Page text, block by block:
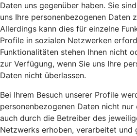
Daten uns gegenüber haben. Sie
uns Ihre personenbezogenen Daten
Allerdings kann dies für einzelne
Profile in sozialen Netzwerken
Funktionalitäten stehen Ihnen nicht
zur Verfügung, wenn Sie uns Ihre
Daten nicht überlassen.
Bei Ihrem Besuch unserer Profile
personenbezogenen Daten nicht nur
auch durch die Betreiber des
Netzwerks erhoben, verarbeitet und